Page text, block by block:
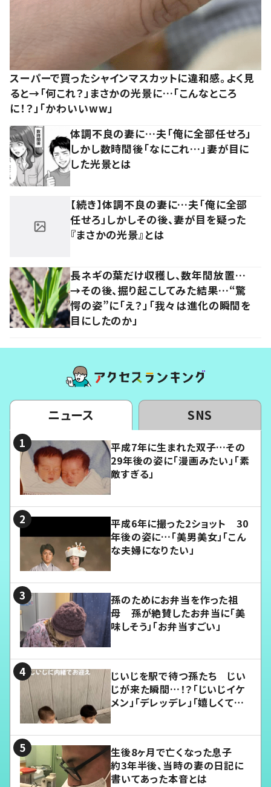
スーパーで買ったシャインマスカットに違和感。よく見
ると→「何これ？」まさかの光景に…「こんなところ
に！？」「かわいいww」
体調不良の妻に…夫「俺に全部任せろ」
しかし数時間後「なにこれ…」妻が目に
した光景とは
【続き】体調不良の妻に…夫「俺に全部
任せろ」しかしその後、妻が目を疑った
『まさかの光景』とは
長ネギの葉だけ収穫し、数年間放置…
→その後、掘り起こしてみた結果…“驚
愕の姿”に「え？」「我々は進化の瞬間を
目にしたのか」
ニュース SNS
平成7年に生まれた双子…その
29年後の姿に「漫画みたい」「素
敵すぎる」
平成6年に撮った2ショット 30
年後の姿に…「美男美女」「こん
な夫婦になりたい」
孫のためにお弁当を作った祖
母 孫が絶賛したお弁当に「美
味しそう」「お弁当すごい」
じいじを駅で待つ孫たち じい
じが来た瞬間…！？「じいじイケ
メン」「デレッデレ」「嬉しくて可
生後8ヶ月で亡くなった息子
約3年半後、当時の妻の日記に
書いてあった本音とは